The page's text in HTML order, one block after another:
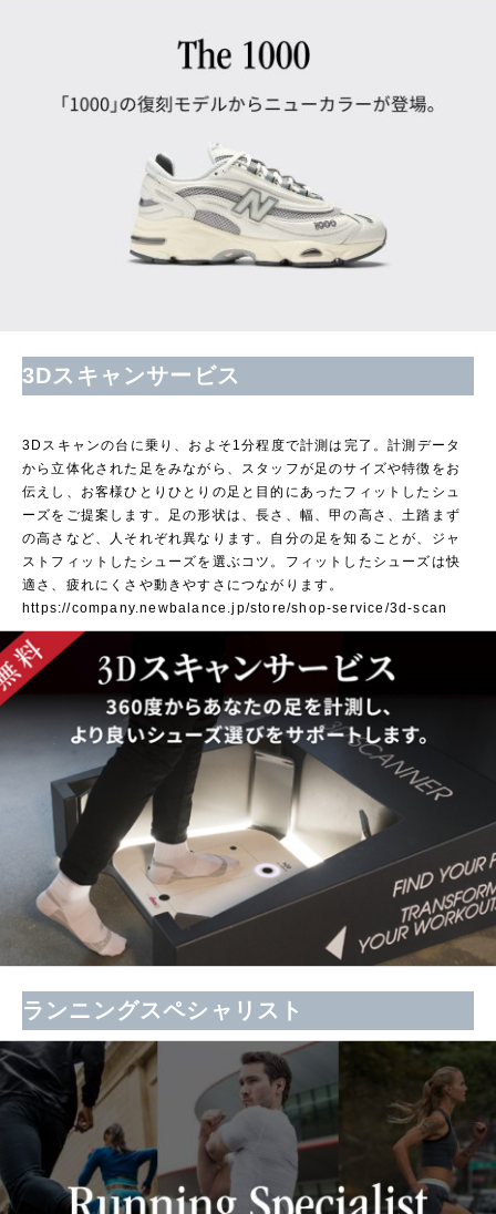
3Dスキャンサービス
3Dスキャンの台に乗り、およそ1分程度で計測は完了。計測データ
から立体化された足をみながら、スタッフが足のサイズや特徴をお
伝えし、お客様ひとりひとりの足と目的にあったフィットしたシュ
ーズをご提案します。足の形状は、長さ、幅、甲の高さ、土踏まず
の高さなど、人それぞれ異なります。自分の足を知ることが、ジャ
ストフィットしたシューズを選ぶコツ。フィットしたシューズは快
適さ、疲れにくさや動きやすさにつながります。
https://company.newbalance.jp/store/shop-service/3d-scan
ランニングスペシャリスト